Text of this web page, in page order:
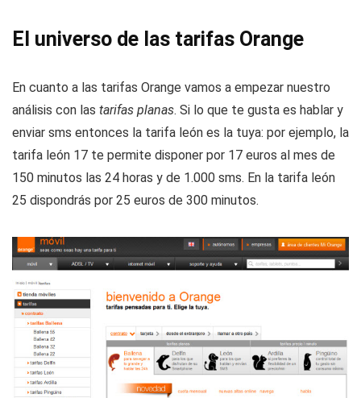
El universo de las tarifas Orange
En cuanto a las tarifas Orange vamos a empezar nuestro
análisis con las tarifas planas. Si lo que te gusta es hablar y
enviar sms entonces la tarifa león es la tuya: por ejemplo, la
tarifa león 17 te permite disponer por 17 euros al mes de
150 minutos las 24 horas y de 1.000 sms. En la tarifa león
25 dispondrás por 25 euros de 300 minutos.